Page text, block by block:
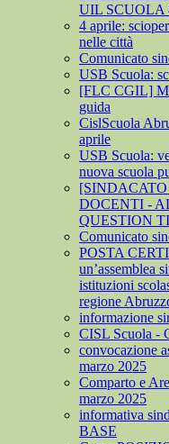
UIL SCUOLA
4 aprile:
nelle città
Comunicato
USB Scuola:
[FLC CGIL]
guida
CislScuola
aprile
USB Scuola:
nuova scuola
DOCENTI -
QUESTION
Comunicato
POSTA
un’assemblea
istituzioni
regione
informazione
CISL Scuola -
convocazione
marzo 2025
Comparto e
marzo 2025
informativa
BASE